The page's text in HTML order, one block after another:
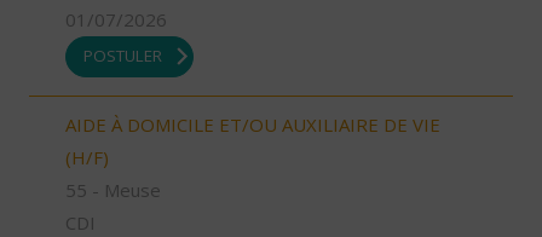
01/07/2026
POSTULER
AIDE À DOMICILE ET/OU AUXILIAIRE DE VIE
(H/F)
55 - Meuse
CDI